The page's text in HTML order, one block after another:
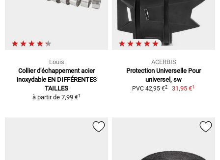
Louis
Collier d'échappement acier
inoxydable EN DIFFÉRENTES
TAILLES
à partir de 7,99 €1
ACERBIS
Protection Universelle Pour
universel, sw
PVC 42,95 €2 31,95 €1